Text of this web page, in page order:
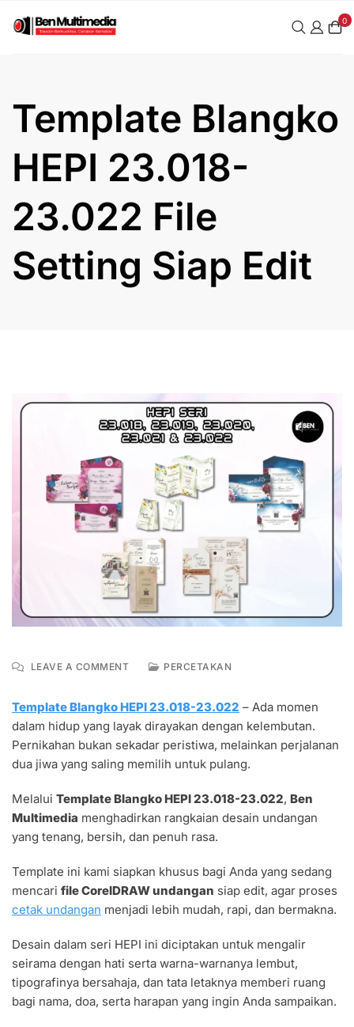
0
Template Blangko
HEPI 23.018-
23.022 File
Setting Siap Edit
LEAVE A COMMENTON
HEPI
23.018-
23.022
SETTING
EDIT
PERCETAKAN
Template Blangko HEPI 23.018-23.022 – Ada momen
dalam hidup yang layak dirayakan dengan kelembutan.
Pernikahan bukan sekadar peristiwa, melainkan perjalanan
dua jiwa yang saling memilih untuk pulang.
Melalui Template Blangko HEPI 23.018-23.022, Ben
Multimedia menghadirkan rangkaian desain undangan
yang tenang, bersih, dan penuh rasa.
Template ini kami siapkan khusus bagi Anda yang sedang
mencari file CorelDRAW undangan siap edit, agar proses
cetak undangan menjadi lebih mudah, rapi, dan bermakna.
Desain dalam seri HEPI ini diciptakan untuk mengalir
seirama dengan hati serta warna-warnanya lembut,
tipografinya bersahaja, dan tata letaknya memberi ruang
bagi nama, doa, serta harapan yang ingin Anda sampaikan.